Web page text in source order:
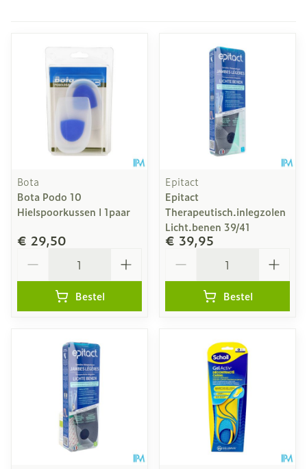
Bota
Bota Podo 10
Hielspoorkussen l 1paar
€ 29,50
Bestel
Epitact
Epitact
Therapeutisch.inlegzolen
Licht.benen 39/41
€ 39,95
Bestel